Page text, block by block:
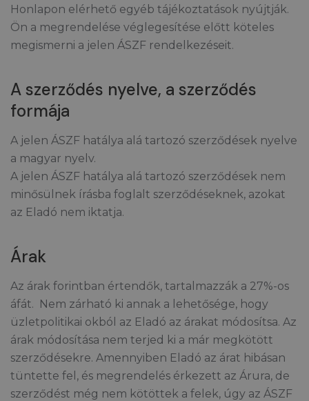
Honlapon elérhető egyéb tájékoztatások nyújtják.
Ön a megrendelése véglegesítése előtt köteles
megismerni a jelen ÁSZF rendelkezéseit.
A szerződés nyelve, a szerződés
formája
A jelen ÁSZF hatálya alá tartozó szerződések nyelve
a magyar nyelv.
A jelen ÁSZF hatálya alá tartozó szerződések nem
minősülnek írásba foglalt szerződéseknek, azokat
az Eladó nem iktatja.
Árak
Az árak forintban értendők, tartalmazzák a 27%-os
áfát. Nem zárható ki annak a lehetősége, hogy
üzletpolitikai okból az Eladó az árakat módosítsa. Az
árak módosítása nem terjed ki a már megkötött
szerződésekre. Amennyiben Eladó az árat hibásan
tüntette fel, és megrendelés érkezett az Árura, de
szerződést még nem kötöttek a felek, úgy az ÁSZF